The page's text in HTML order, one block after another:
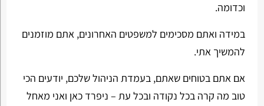
וכדומה.
במידה ואתם מסכימים למשפטים האחרונים, אתם מוזמנים
להמשיך אתי.
אם אתם בטוחים שאתם, בעמדת הניהול שלכם, יודעים הכי
טוב מה קרה בכל נקודה ובכל עת – ניפרד כאן ואני מאחל